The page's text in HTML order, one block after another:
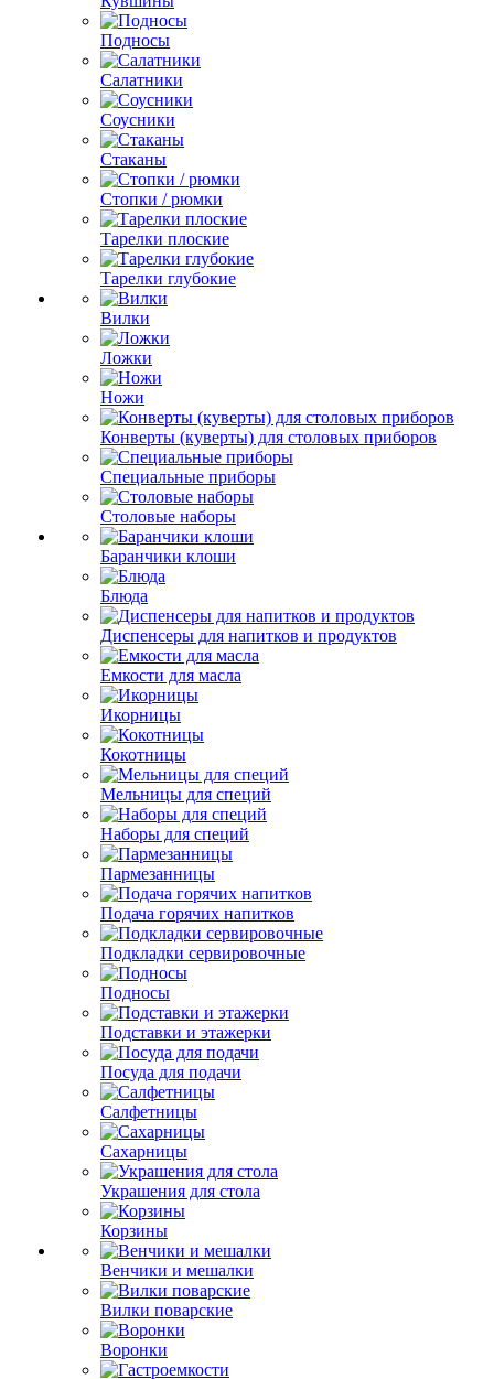
Подносы
Салатники
Соусники
Стаканы
Стопки / рюмки
Тарелки плоские
Тарелки глубокие
Вилки
Ложки
Ножи
Конверты (куверты) для столовых приборов
Специальные приборы
Столовые наборы
Баранчики клоши
Блюда
Диспенсеры для напитков и продуктов
Емкости для масла
Икорницы
Кокотницы
Мельницы для специй
Наборы для специй
Пармезанницы
Подача горячих напитков
Подкладки сервировочные
Подносы
Подставки и этажерки
Посуда для подачи
Салфетницы
Сахарницы
Украшения для стола
Корзины
Венчики и мешалки
Вилки поварские
Воронки